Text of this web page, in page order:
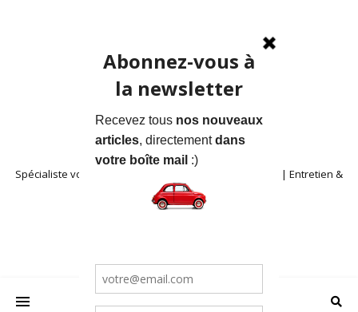
Spécialiste voitures anciennes en Provence | Location | Entretien &
Restauration | Blog